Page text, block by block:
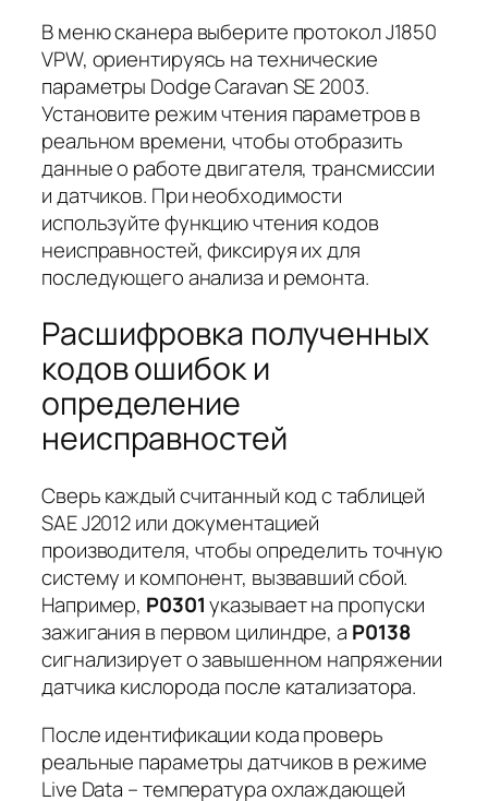
В меню сканера выберите протокол J1850
VPW, ориентируясь на технические
параметры Dodge Caravan SE 2003.
Установите режим чтения параметров в
реальном времени, чтобы отобразить
данные о работе двигателя, трансмиссии
и датчиков. При необходимости
используйте функцию чтения кодов
неисправностей, фиксируя их для
последующего анализа и ремонта.
Расшифровка полученных
кодов ошибок и
определение
неисправностей
Сверь каждый считанный код с таблицей
SAE J2012 или документацией
производителя, чтобы определить точную
систему и компонент, вызвавший сбой.
Например, P0301указывает на пропуски
зажигания в первом цилиндре, а P0138
сигнализирует о завышенном напряжении
датчика кислорода после катализатора.
После идентификации кода проверь
реальные параметры датчиков в режиме
Live Data – температура охлаждающей